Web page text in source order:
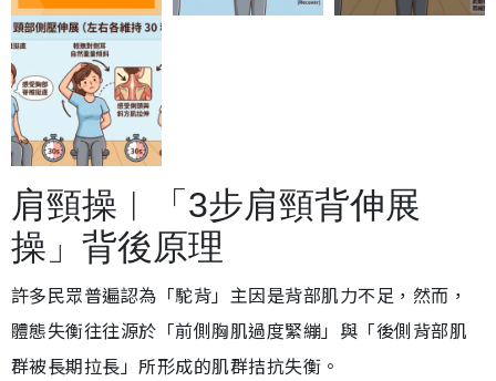
肩頸操︱「3步肩頸背伸展
操」背後原理
許多民眾普遍認為「駝背」主因是背部肌力不足，然而，
體態失衡往往源於「前側胸肌過度緊繃」與「後側背部肌
群被長期拉長」所形成的肌群拮抗失衡。